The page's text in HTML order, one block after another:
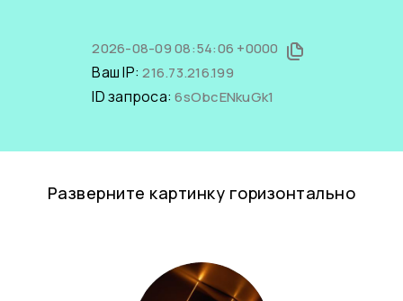
2026-08-09 08:54:06 +0000
Ваш IP:216.73.216.199
ID запроса:6sObcENkuGk1
Разверните картинку горизонтально